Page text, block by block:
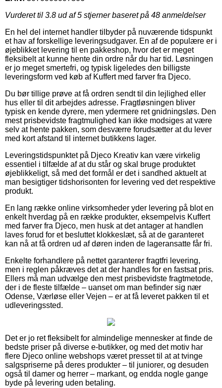
Vurderet til 3.8 ud af 5 stjerner baseret på 48 anmeldelser
En hel del internet handler tilbyder på nuværende tidspunkt
et hav af forskellige leveringsudgaver. En af de populære er i
øjeblikket levering til en pakkeshop, hvor det er meget
fleksibelt at kunne hente din ordre når du har tid. Løsningen
er jo meget smertefri, og typisk ligeledes den billigste
leveringsform ved køb af Kuffert med farver fra Djeco.
Du bør tillige prøve at få ordren sendt til din lejlighed eller
hus eller til dit arbejdes adresse. Fragtløsningen bliver
typisk en kende dyrere, men ydermere ret gnidningsløs. Den
mest prisbevidste fragtmulighed kan ikke modsiges at være
selv at hente pakken, som desværre forudsætter at du lever
med kort afstand til internet butikkens lager.
Leveringstidspunktet på Djeco Kreativ kan være virkelig
essentiel i tilfælde af at du står og skal bruge produktet
øjeblikkeligt, så med det formål er det i sandhed aktuelt at
man besigtiger tidshorisonten for levering ved det respektive
produkt.
En lang række online virksomheder yder levering på blot en
enkelt hverdag på en række produkter, eksempelvis Kuffert
med farver fra Djeco, men husk at det antager at handlen
laves forud for et besluttet klokkeslæt, så at de garanteret
kan nå at få ordren ud af døren inden de lageransatte får fri.
Enkelte forhandlere på nettet garanterer fragtfri levering,
men i reglen påkræves det at der handles for en fastsat pris.
Ellers må man udvælge den mest prisbevidste fragtmetode,
der i de fleste tilfælde – uanset om man befinder sig nær
Odense, Værløse eller Vejen – er at få leveret pakken til et
udleveringssted.
Det er jo ret fleksibelt for almindelige mennesker at finde de
bedste priser på diverse e-butikker, og med det motiv har
flere Djeco online webshops været presset til at at tvinge
salgspriserne på deres produkter – til juniorer, og desuden
også til damer og herrer – markant, og endda nogle gange
byde på levering uden betaling.